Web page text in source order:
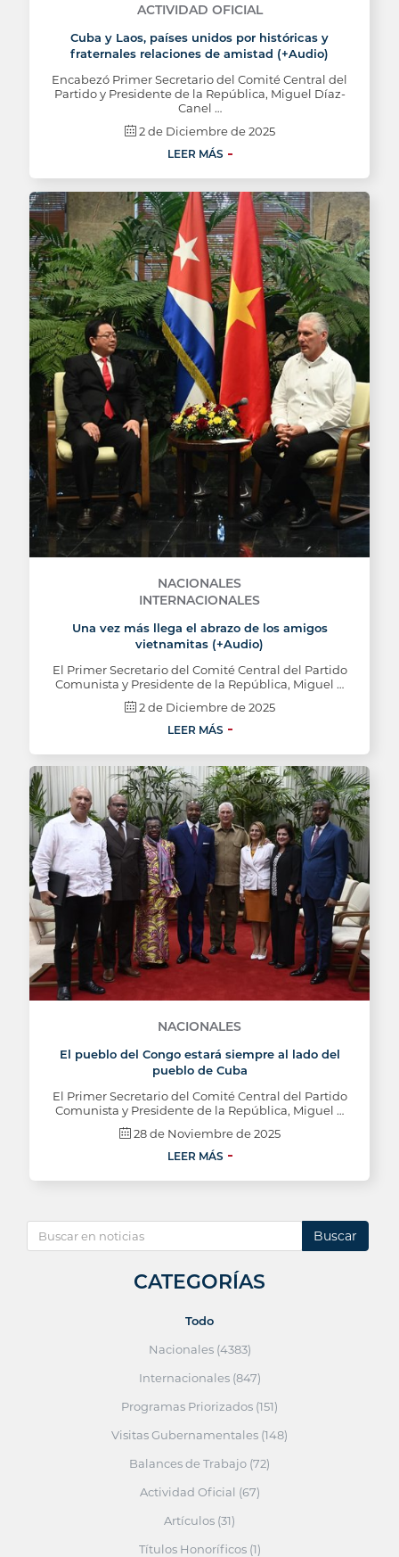
ACTIVIDAD OFICIAL
Cuba y Laos, países unidos por históricas y
fraternales relaciones de amistad (+Audio)
Encabezó Primer Secretario del Comité Central del
Partido y Presidente de la República, Miguel Díaz-
Canel …
2 de Diciembre de 2025
LEER MÁS
NACIONALES
INTERNACIONALES
Una vez más llega el abrazo de los amigos
vietnamitas (+Audio)
El Primer Secretario del Comité Central del Partido
Comunista y Presidente de la República, Miguel …
2 de Diciembre de 2025
LEER MÁS
NACIONALES
El pueblo del Congo estará siempre al lado del
pueblo de Cuba
El Primer Secretario del Comité Central del Partido
Comunista y Presidente de la República, Miguel …
28 de Noviembre de 2025
LEER MÁS
Buscar
CATEGORÍAS
Todo
Nacionales (4383)
Internacionales (847)
Programas Priorizados (151)
Visitas Gubernamentales (148)
Balances de Trabajo (72)
Actividad Oficial (67)
Artículos (31)
Títulos Honoríficos (1)